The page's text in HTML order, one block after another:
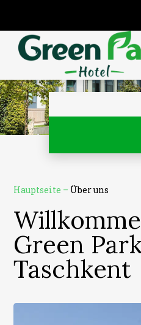
Hauptseite – Über uns
Green
Taschkent